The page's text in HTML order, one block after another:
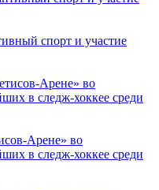
спорт и участие
Арене» во
в следж-хоккее среди